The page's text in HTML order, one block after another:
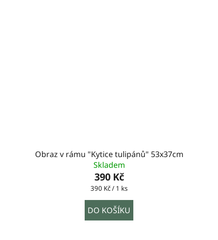
Obraz v rámu "Kytice tulipánů" 53x37cm
Skladem
390 Kč
Měrná
390 Kč / 1 ks
DO KOŠÍKU